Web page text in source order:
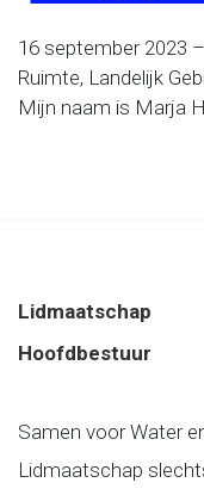
16 september 2023
Ruimte, Landelijk
Mijn naam is Marja
Lidmaatschap
Hoofdbestuur
Samen voor Water
Lidmaatschap